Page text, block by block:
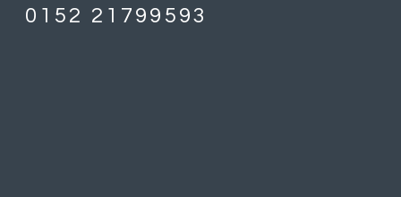
0152 21799593